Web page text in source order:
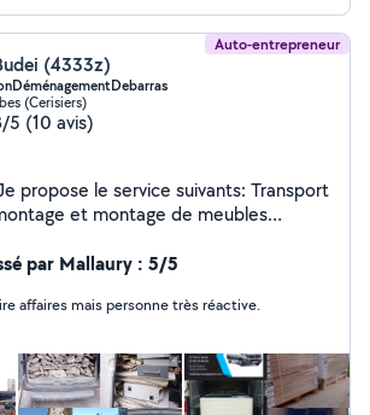
vos besoins et intervenons
Auto-entrepreneur
(4333z)
(Cerisiers)
5 (10 avis)
et montage de meubles
Facture disponible sur demande
par Mallaury : 5/5
affaires mais personne très réactive.